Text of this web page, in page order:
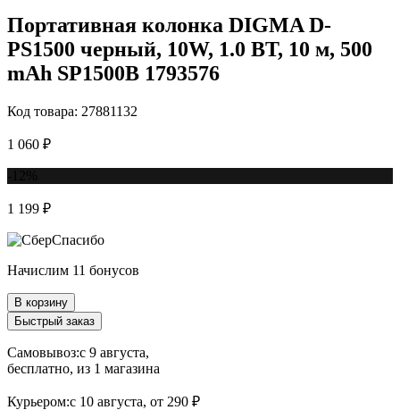
Портативная колонка DIGMA D-
PS1500 черный, 10W, 1.0 BT, 10 м, 500
mAh SP1500B 1793576
Код товара: 27881132
1 060 ₽
1 199 ₽
Начислим 11 бонусов
В корзину
Быстрый заказ
Самовывоз:c 9 августа,
бесплатно, из 1 магазина
Курьером:c 10 августа, от 290 ₽